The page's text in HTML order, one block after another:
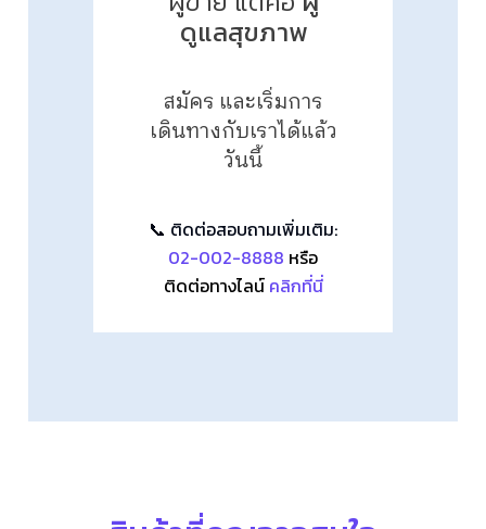
ดูแลสุขภาพ
สมัคร และเริ่มการ
เดินทางกับเราได้แล้ว
วันนี้
📞 ติดต่อสอบถามเพิ่มเติม:
02-002-8888 หรือ
ติดต่อทางไลน์ คลิกที่นี่